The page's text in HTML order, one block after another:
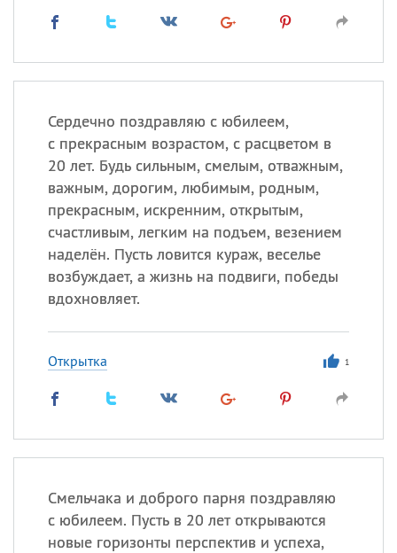
Сердечно поздравляю с юбилеем,
с прекрасным возрастом, с расцветом в
20 лет. Будь сильным, смелым, отважным,
важным, дорогим, любимым, родным,
прекрасным, искренним, открытым,
счастливым, легким на подъем, везением
наделён. Пусть ловится кураж, веселье
возбуждает, а жизнь на подвиги, победы
вдохновляет.
Открытка 1
Смельчака и доброго парня поздравляю
с юбилеем. Пусть в 20 лет открываются
новые горизонты перспектив и успеха,